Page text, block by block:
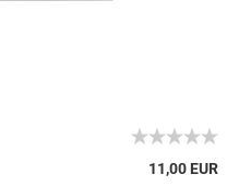
11,00 EUR